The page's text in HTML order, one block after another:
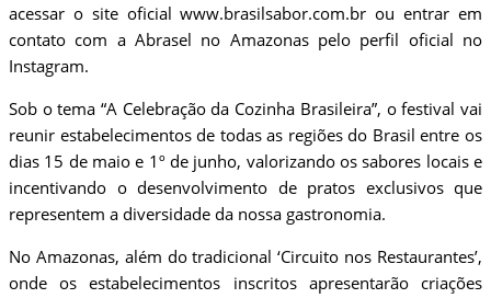
acessar o site oficial www.brasilsabor.com.br ou entrar em
contato com a Abrasel no Amazonas pelo perfil oficial no
Instagram.
Sob o tema “A Celebração da Cozinha Brasileira”, o festival vai
reunir estabelecimentos de todas as regiões do Brasil entre os
dias 15 de maio e 1º de junho, valorizando os sabores locais e
incentivando o desenvolvimento de pratos exclusivos que
representem a diversidade da nossa gastronomia.
No Amazonas, além do tradicional ‘Circuito nos Restaurantes’,
onde os estabelecimentos inscritos apresentarão criações